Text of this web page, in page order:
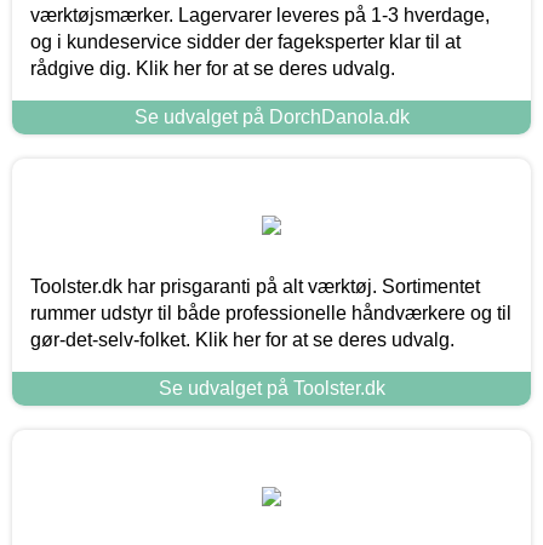
værktøjsmærker. Lagervarer leveres på 1-3 hverdage,
og i kundeservice sidder der fageksperter klar til at
rådgive dig. Klik her for at se deres udvalg.
Se udvalget på DorchDanola.dk
Toolster.dk har prisgaranti på alt værktøj. Sortimentet
rummer udstyr til både professionelle håndværkere og til
gør-det-selv-folket. Klik her for at se deres udvalg.
Se udvalget på Toolster.dk